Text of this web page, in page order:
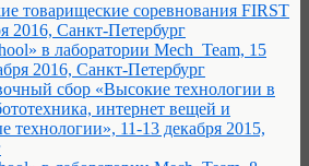
товарищеские соревнования FIRST
2016, Санкт-Петербург
в лаборатории Mech_Team, 15
2016, Санкт-Петербург
сбор «Высокие технологии в
интернет вещей и
технологии», 11-13 декабря 2015,